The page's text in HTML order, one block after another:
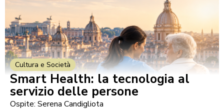
Cultura e Società
Smart Health: la tecnologia al
servizio delle persone
Ospite: Serena Candigliota